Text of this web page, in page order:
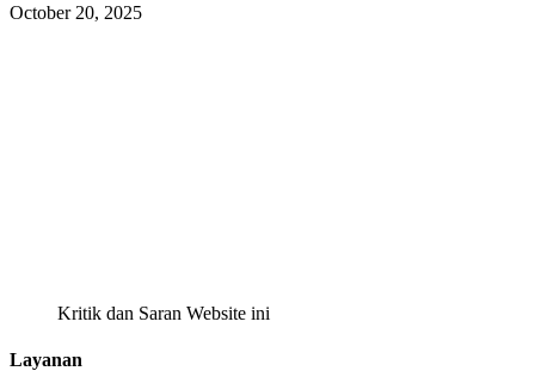
October 20, 2025
Kritik dan Saran Website ini
Layanan